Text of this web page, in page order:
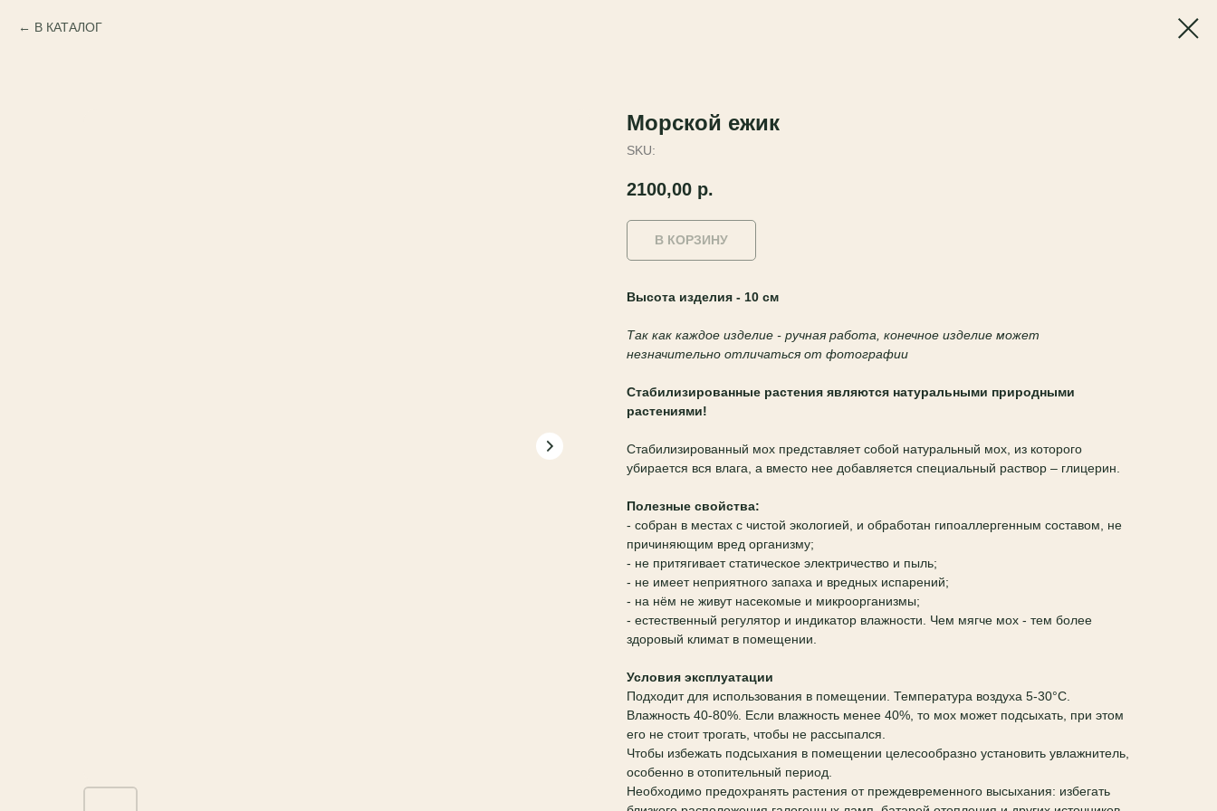
В КАТАЛОГ
Морской ежик
SKU:
2100,00 р.
В КОРЗИНУ
Высота изделия - 10 см
Так как каждое изделие - ручная работа, конечное изделие может
незначительно отличаться от фотографии
Стабилизированные растения являются натуральными природными
растениями!
Стабилизированный мох представляет собой натуральный мох, из которого
убирается вся влага, а вместо нее добавляется специальный раствор – глицерин.
Полезные свойства:
- собран в местах с чистой экологией, и обработан гипоаллергенным составом, не
причиняющим вред организму;
- не притягивает статическое электричество и пыль;
- не имеет неприятного запаха и вредных испарений;
- на нём не живут насекомые и микроорганизмы;
- естественный регулятор и индикатор влажности. Чем мягче мох - тем более
здоровый климат в помещении.
Условия эксплуатации
Подходит для использования в помещении. Температура воздуха 5-30°C.
Влажность 40-80%. Если влажность менее 40%, то мох может подсыхать, при этом
его не стоит трогать, чтобы не рассыпался.
Чтобы избежать подсыхания в помещении целесообразно установить увлажнитель,
особенно в отопительный период.
Необходимо предохранять растения от преждевременного высыхания: избегать